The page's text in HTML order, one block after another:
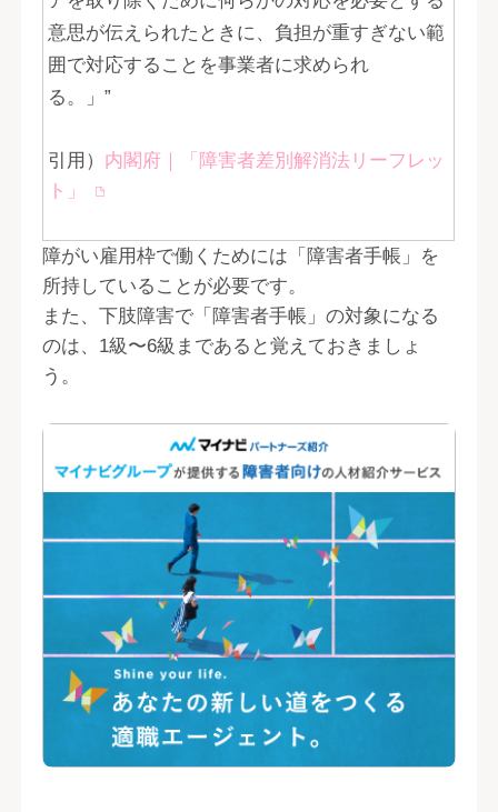
意思が伝えられたときに、負担が重すぎない範
囲で対応することを事業者に求められ
る。」”
引用） 内閣府｜「障害者差別解消法リーフレッ
ト」
障がい雇用枠で働くためには「障害者手帳」を
所持していることが必要です。
また、下肢障害で「障害者手帳」の対象になる
のは、1級〜6級まであると覚えておきましょ
う。